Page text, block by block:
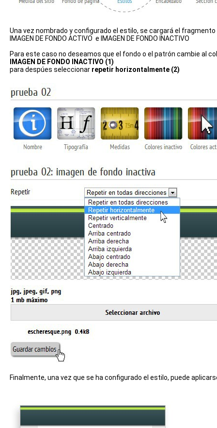
Una vez nombrado y configurado el estilo, se cargará el
IMAGEN DE FONDO ACTIVO e IMAGEN DE FONDO INACTIVO
Para este caso no deseamos que el fondo o el patrón cambie al
IMAGEN DE FONDO INACTIVO (1)
para despúes seleccionar repetir horizontalmente (2)
Finalmente, una vez que se ha configurado el estilo, puede